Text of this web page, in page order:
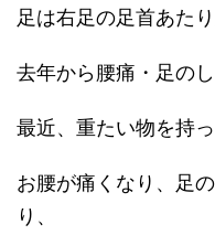
足は右足の足首あた
去年から腰痛・足の
最近、重たい物を持っ
お腰が痛くなり、足
り、